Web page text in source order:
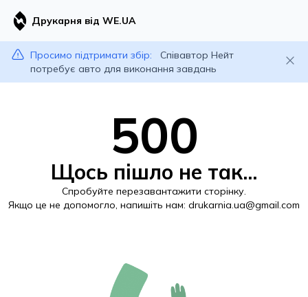
Друкарня від WE.UA
Просимо підтримати збір:
Співавтор Нейт
потребує авто для виконання завдань
500
Щось пішло не так...
Спробуйте перезавантажити сторінку.
Якщо це не допомогло, напишіть нам: drukarnia.ua@gmail.com